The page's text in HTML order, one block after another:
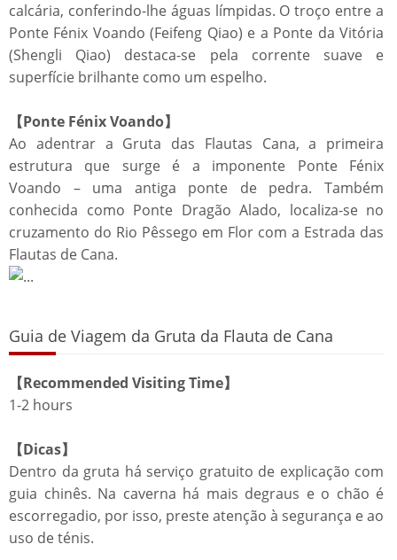
calcária, conferindo-lhe águas límpidas. O troço entre a
Ponte Fénix Voando (Feifeng Qiao) e a Ponte da Vitória
(Shengli Qiao) destaca-se pela corrente suave e
superfície brilhante como um espelho.
【Ponte Fénix Voando】
Ao adentrar a Gruta das Flautas Cana, a primeira
estrutura que surge é a imponente Ponte Fénix
Voando – uma antiga ponte de pedra. Também
conhecida como Ponte Dragão Alado, localiza-se no
cruzamento do Rio Pêssego em Flor com a Estrada das
Flautas de Cana.
Guia de Viagem da Gruta da Flauta de Cana
【Recommended Visiting Time】
1-2 hours
【Dicas】
Dentro da gruta há serviço gratuito de explicação com
guia chinês. Na caverna há mais degraus e o chão é
escorregadio, por isso, preste atenção à segurança e ao
uso de ténis.